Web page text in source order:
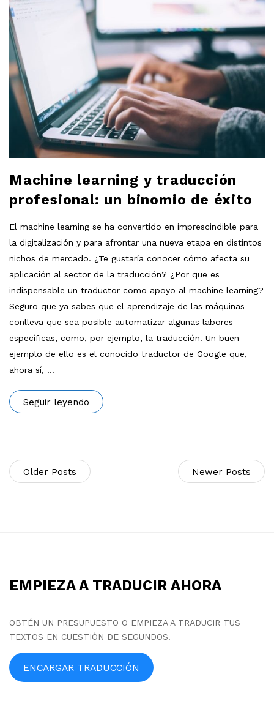
Machine learning y traducción
profesional: un binomio de éxito
El machine learning se ha convertido en imprescindible para
la digitalización y para afrontar una nueva etapa en distintos
nichos de mercado. ¿Te gustaría conocer cómo afecta su
aplicación al sector de la traducción? ¿Por que es
indispensable un traductor como apoyo al machine learning?
Seguro que ya sabes que el aprendizaje de las máquinas
conlleva que sea posible automatizar algunas labores
específicas, como, por ejemplo, la traducción. Un buen
ejemplo de ello es el conocido traductor de Google que,
ahora sí, …
Seguir leyendo
Older Posts Newer Posts
EMPIEZA A TRADUCIR AHORA
OBTÉN UN PRESUPUESTO O EMPIEZA A TRADUCIR TUS
TEXTOS EN CUESTIÓN DE SEGUNDOS.
ENCARGAR TRADUCCIÓN